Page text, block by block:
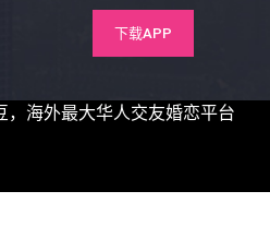
下载APP
，海外最大华人交友婚恋平台